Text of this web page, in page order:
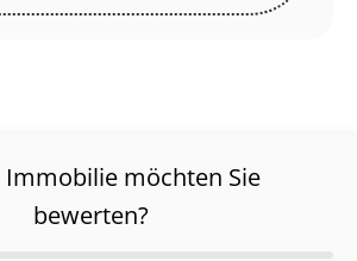
Immobilie möchten Sie
bewerten?